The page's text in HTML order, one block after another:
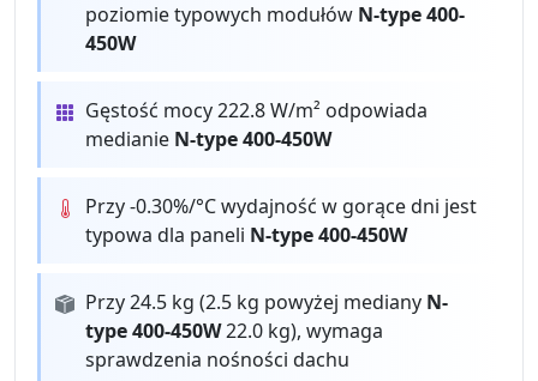
poziomie typowych modułów N-type 400-
450W
Gęstość mocy 222.8 W/m² odpowiada
medianie N-type 400-450W
Przy -0.30%/°C wydajność w gorące dni jest
typowa dla paneli N-type 400-450W
Przy 24.5 kg (2.5 kg powyżej mediany N-
type 400-450W22.0 kg), wymaga
sprawdzenia nośności dachu